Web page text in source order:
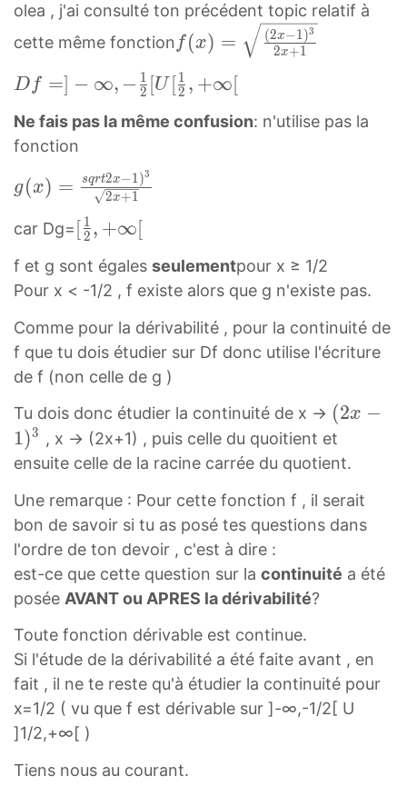
}
{
2
x
+
)
}
}
olea , j'ai consulté ton précédent topic relatif à
cette même fonction f
(
x
=
)
3
2
x
+
f
(
x
=
\
s
q
r
t
{
\
f
r
c
f(x) = 2x+1
(2x−1)3
D
=
]
−
∞
,
1
2
[
U
1
2
,
+
[
D
f
=
]
-
\
i
n
f
t
y
D f =] − ∞, − 2
1 [U [2
1 , +∞[
Ne fais pas la même confusion: n'utilise pas la
fonction
g
x
)
=
s
q
r
t
x
−
1
)
3
2
x
+
1
g
(
x
)
=
\
f
g(x) = 2x+1
sqrt2x−1)3
car Dg=[
2
,
+
∞
[
\
f
r
c
{
1
}
{
2
}
,
+
\
i
n
[2
1 , +∞[
f et g sont égales seulementpour x ≥ 1/2
Pour x < -1/2 , f existe alors que g n'existe pas.
Comme pour la dérivabilité , pour la continuité de
f que tu dois étudier sur Df donc utilise l'écriture
de f (non celle de g )
Tu dois donc étudier la continuité de x -> (
2
x
1
)
(
-
1
)
^
(2x −
1)3 , x -> (2x+1) , puis celle du quoitient et
ensuite celle de la racine carrée du quotient.
Une remarque : Pour cette fonction f , il serait
bon de savoir si tu as posé tes questions dans
l'ordre de ton devoir , c'est à dire :
est-ce que cette question sur la continuité a été
posée AVANT ou APRES la dérivabilité?
Toute fonction dérivable est continue.
Si l'étude de la dérivabilité a été faite avant , en
fait , il ne te reste qu'à étudier la continuité pour
x=1/2 ( vu que f est dérivable sur ]-∞,-1/2[ U
]1/2,+∞[ )
Tiens nous au courant.